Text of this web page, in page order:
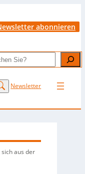
abonnieren
Newsletter
aus der